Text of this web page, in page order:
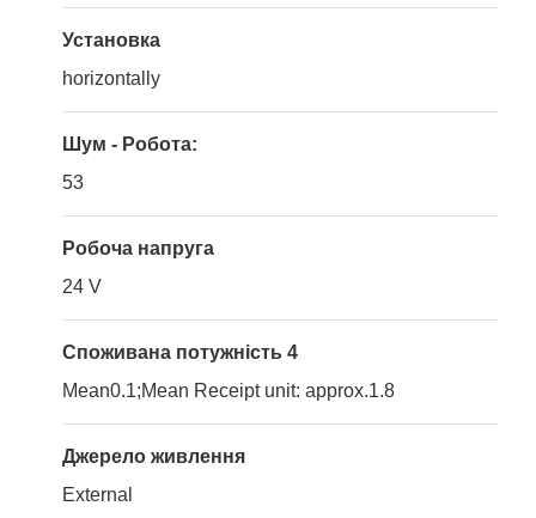
Установка
horizontally
Шум - Робота:
53
Робоча напруга
24 V
Споживана потужність 4
Mean0.1;Mean Receipt unit: approx.1.8
Джерело живлення
External